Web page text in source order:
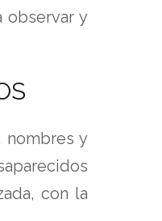
observar y
nombres y
con la